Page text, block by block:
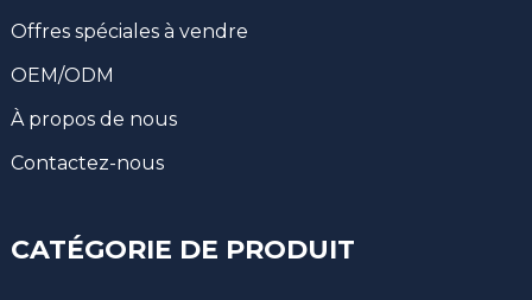
Offres spéciales à vendre
OEM/ODM
À propos de nous
Contactez-nous
CATÉGORIE DE PRODUIT